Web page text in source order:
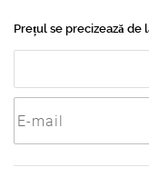
Prețul se precizează de